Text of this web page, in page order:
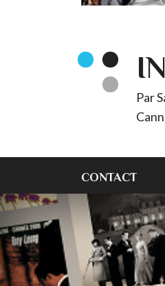
Par
CONTACT